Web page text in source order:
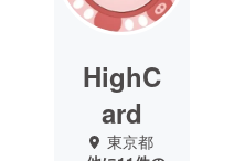
HighC
ard
東京都